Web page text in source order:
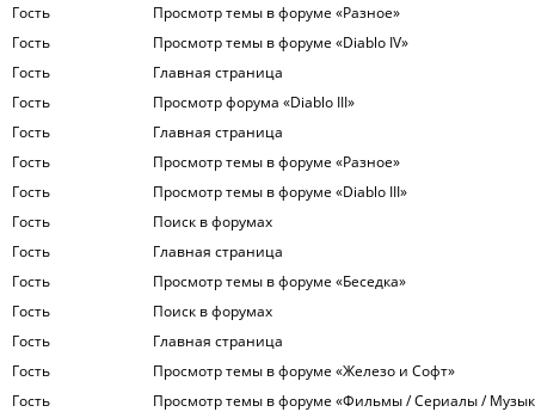
Гость
Просмотр темы в форуме «Разное»
Гость
Просмотр темы в форуме «Diablo IV»
Гость
Главная страница
Гость
Просмотр форума «Diablo III»
Гость
Главная страница
Гость
Просмотр темы в форуме «Разное»
Гость
Просмотр темы в форуме «Diablo III»
Гость
Поиск в форумах
Гость
Главная страница
Гость
Просмотр темы в форуме «Беседка»
Гость
Поиск в форумах
Гость
Главная страница
Гость
Просмотр темы в форуме «Железо и Софт»
Гость
Просмотр темы в форуме «Фильмы / Сериалы /